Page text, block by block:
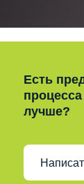
Есть
лучше?